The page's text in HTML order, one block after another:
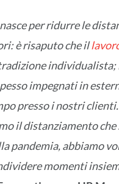
per ridurre le
è risaputo che il
impegnati in
presso i nostri clienti.
il distanziamento che
pandemia, abbiamo
momenti